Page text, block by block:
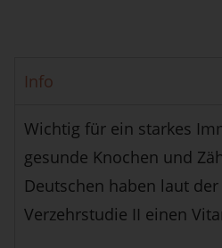
Info
Wichtig für ein starkes
gesunde Knochen und
Deutschen haben laut
Verzehrstudie II einen